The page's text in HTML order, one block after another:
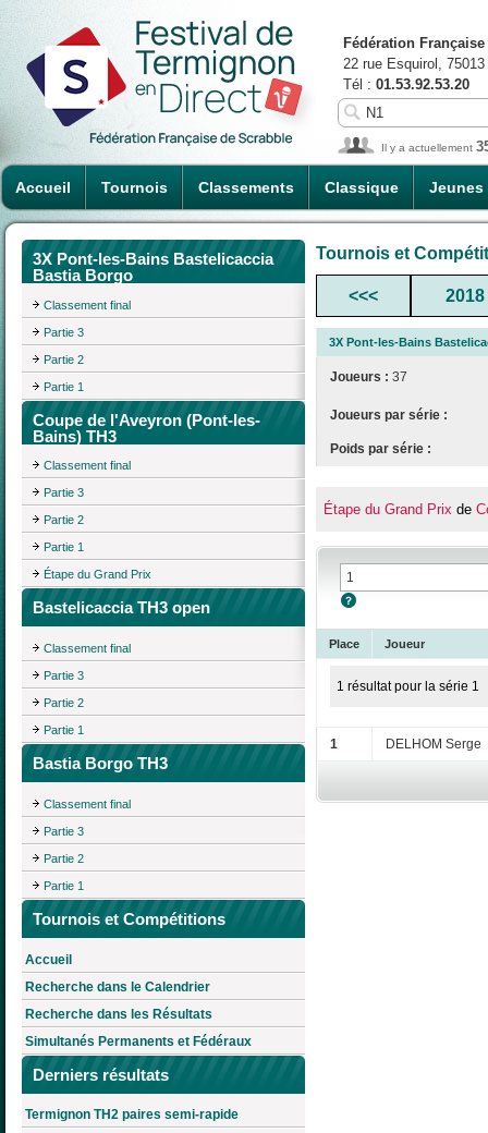
Accueil Tournois Classements Classique Jeunes
Fédération
22 rue Esquirol,
Tél : 01.53.92.53.20
Il y a actuellement
3X Pont-les-Bains Bastelicaccia
Bastia Borgo
Classement final
Partie 3
Partie 2
Partie 1
Coupe de l'Aveyron (Pont-les-
Bains) TH3
Classement final
Partie 3
Partie 2
Partie 1
Étape du Grand Prix
Bastelicaccia TH3 open
Classement final
Partie 3
Partie 2
Partie 1
Bastia Borgo TH3
Classement final
Partie 3
Partie 2
Partie 1
Tournois et Compétitions
Accueil
Recherche dans le Calendrier
Recherche dans les Résultats
Simultanés Permanents et Fédéraux
Derniers résultats
Termignon TH2 paires semi-rapide
Tournois et
<<< 2018
3X Pont-les-Bains
Joueurs : 37
Joueurs par série :
Poids par série :
Étape du Grand Prix de
Place Joueur
1 résultat pour la série 1
1 DELHOM Serge